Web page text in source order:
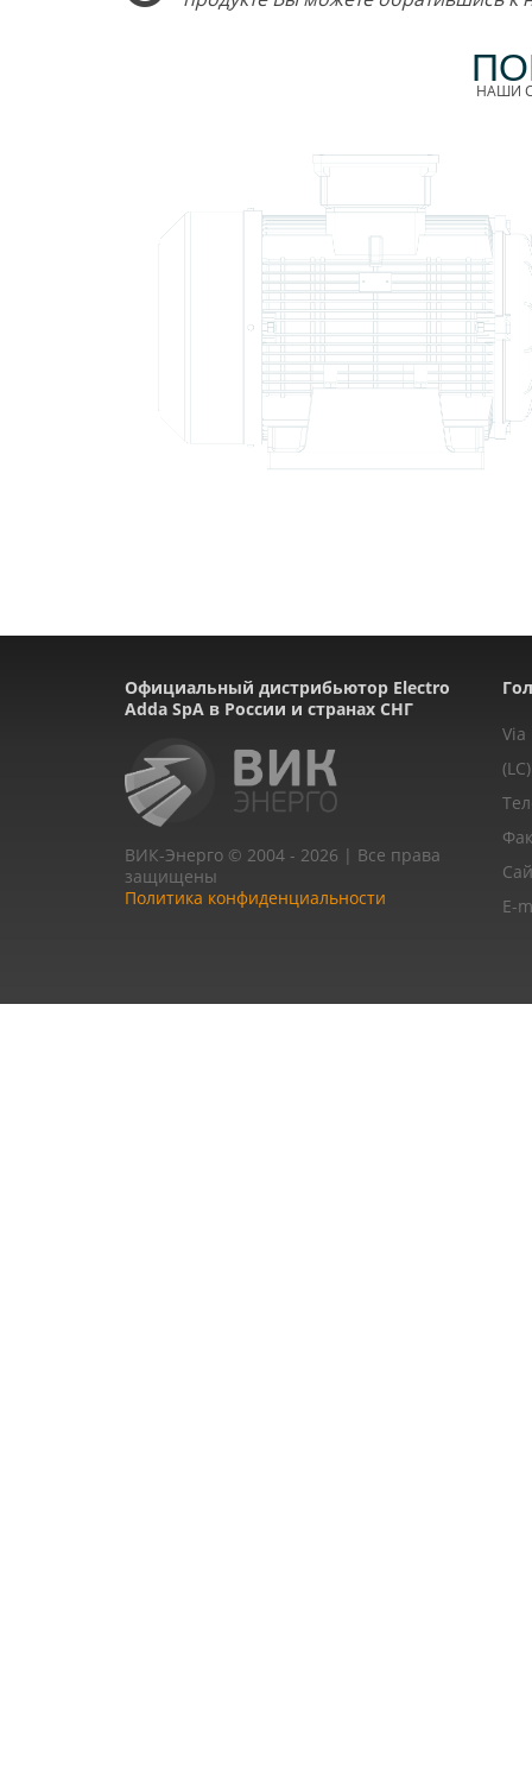
НАШИ
Официальный дистрибьютор Electro
Adda SpA в России и странах СНГ
ВИК-Энерго © 2004 - 2026 | Все права
защищены
Политика конфиденциальности
Via
E-